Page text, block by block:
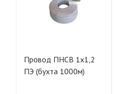
Провод ПНСВ 1х1,2
ПЭ (бухта 1000м)